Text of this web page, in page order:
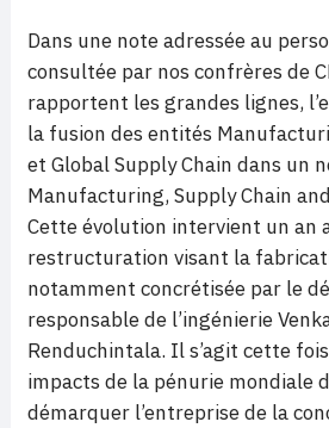
Dans une note adressée au
consultée par nos confrères de
rapportent les grandes lignes,
la fusion des entités
et Global Supply Chain dans un
Manufacturing, Supply Chain
Cette évolution intervient un an
restructuration visant la
notamment concrétisée par le
responsable de l’ingénierie
Renduchintala. Il s’agit cette
impacts de la pénurie mondiale
démarquer l’entreprise de la